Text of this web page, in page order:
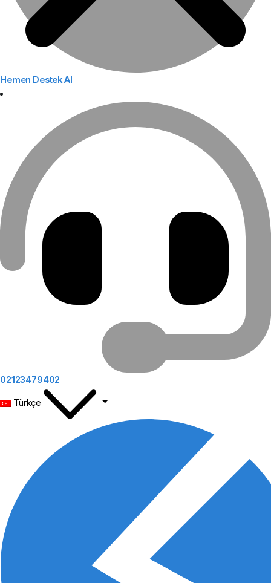
Hemen Destek Al
02123479402
Türkçe